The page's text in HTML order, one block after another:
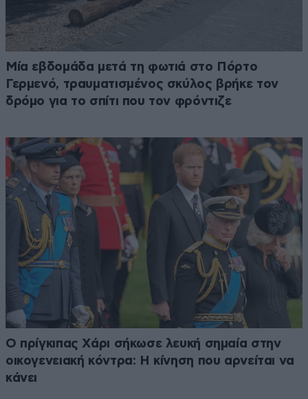
Μία εβδομάδα μετά τη φωτιά στο Πόρτο
Γερμενό, τραυματισμένος σκύλος βρήκε τον
δρόμο για το σπίτι που τον φρόντιζε
Ο πρίγκιπας Χάρι σήκωσε λευκή σημαία στην
οικογενειακή κόντρα: Η κίνηση που αρνείται να
κάνει